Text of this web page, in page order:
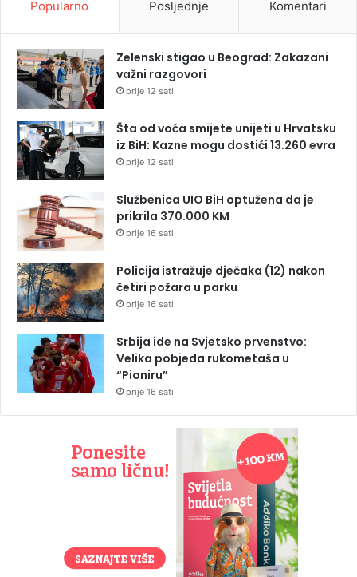
Popularno Posljednje Komentari
Zelenski stigao u Beograd: Zakazani
važni razgovori
prije 12 sati
Šta od voća smijete unijeti u Hrvatsku
iz BiH: Kazne mogu dostići 13.260 evra
prije 12 sati
Službenica UIO BiH optužena da je
prikrila 370.000 KM
prije 16 sati
Policija istražuje dječaka (12) nakon
četiri požara u parku
prije 16 sati
Srbija ide na Svjetsko prvenstvo:
Velika pobjeda rukometaša u
“Pioniru”
prije 16 sati